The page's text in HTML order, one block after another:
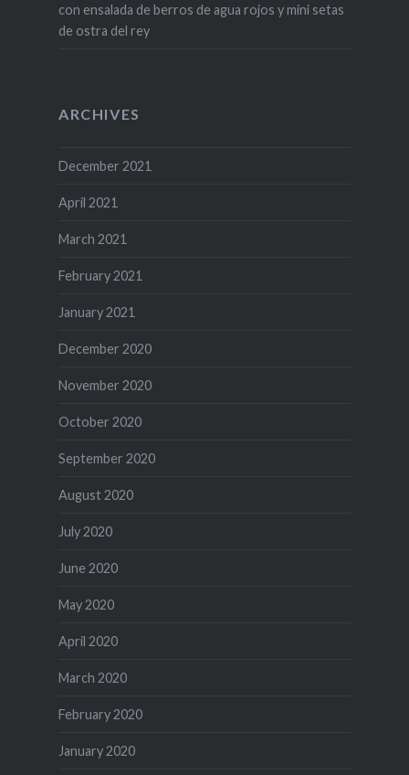
con ensalada de berros de agua rojos y mini setas
de ostra del rey
ARCHIVES
December 2021
April 2021
March 2021
February 2021
January 2021
December 2020
November 2020
October 2020
September 2020
August 2020
July 2020
June 2020
May 2020
April 2020
March 2020
February 2020
January 2020